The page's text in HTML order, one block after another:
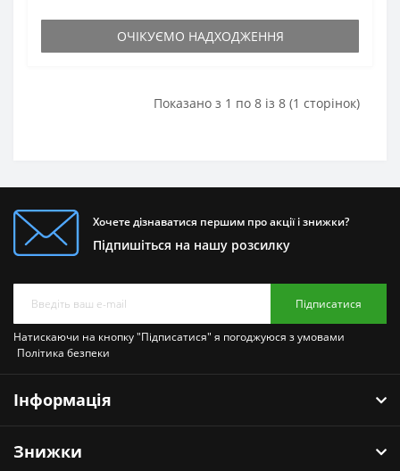
ОЧІКУЄМО НАДХОДЖЕННЯ
Показано з 1 по 8 із 8 (1 сторінок)
Хочете дізнаватися першим про акції і знижки?
Підпишіться на нашу розсилку
Підписатися
Натискаючи на кнопку "Підписатися" я погоджуюся з умовами
Політика безпеки
Інформація
Знижки